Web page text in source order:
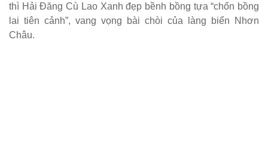
thì Hải Đăng Cù Lao Xanh đẹp bềnh bồng tựa “chốn bồng
lai tiên cảnh”, vang vọng bài chòi của làng biển Nhơn
Châu.